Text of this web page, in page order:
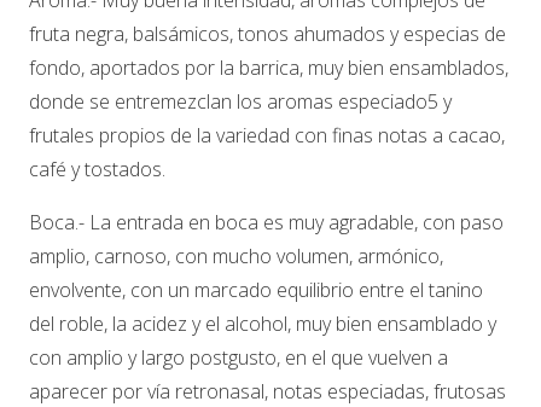
fruta negra, balsámicos, tonos ahumados y especias de
fondo, aportados por la barrica, muy bien ensamblados,
donde se entremezclan los aromas especiado5 y
frutales propios de la variedad con finas notas a cacao,
café y tostados.
Boca.- La entrada en boca es muy agradable, con paso
amplio, carnoso, con mucho volumen, armónico,
envolvente, con un marcado equilibrio entre el tanino
del roble, la acidez y el alcohol, muy bien ensamblado y
con amplio y largo postgusto, en el que vuelven a
aparecer por vía retronasal, notas especiadas, frutosas